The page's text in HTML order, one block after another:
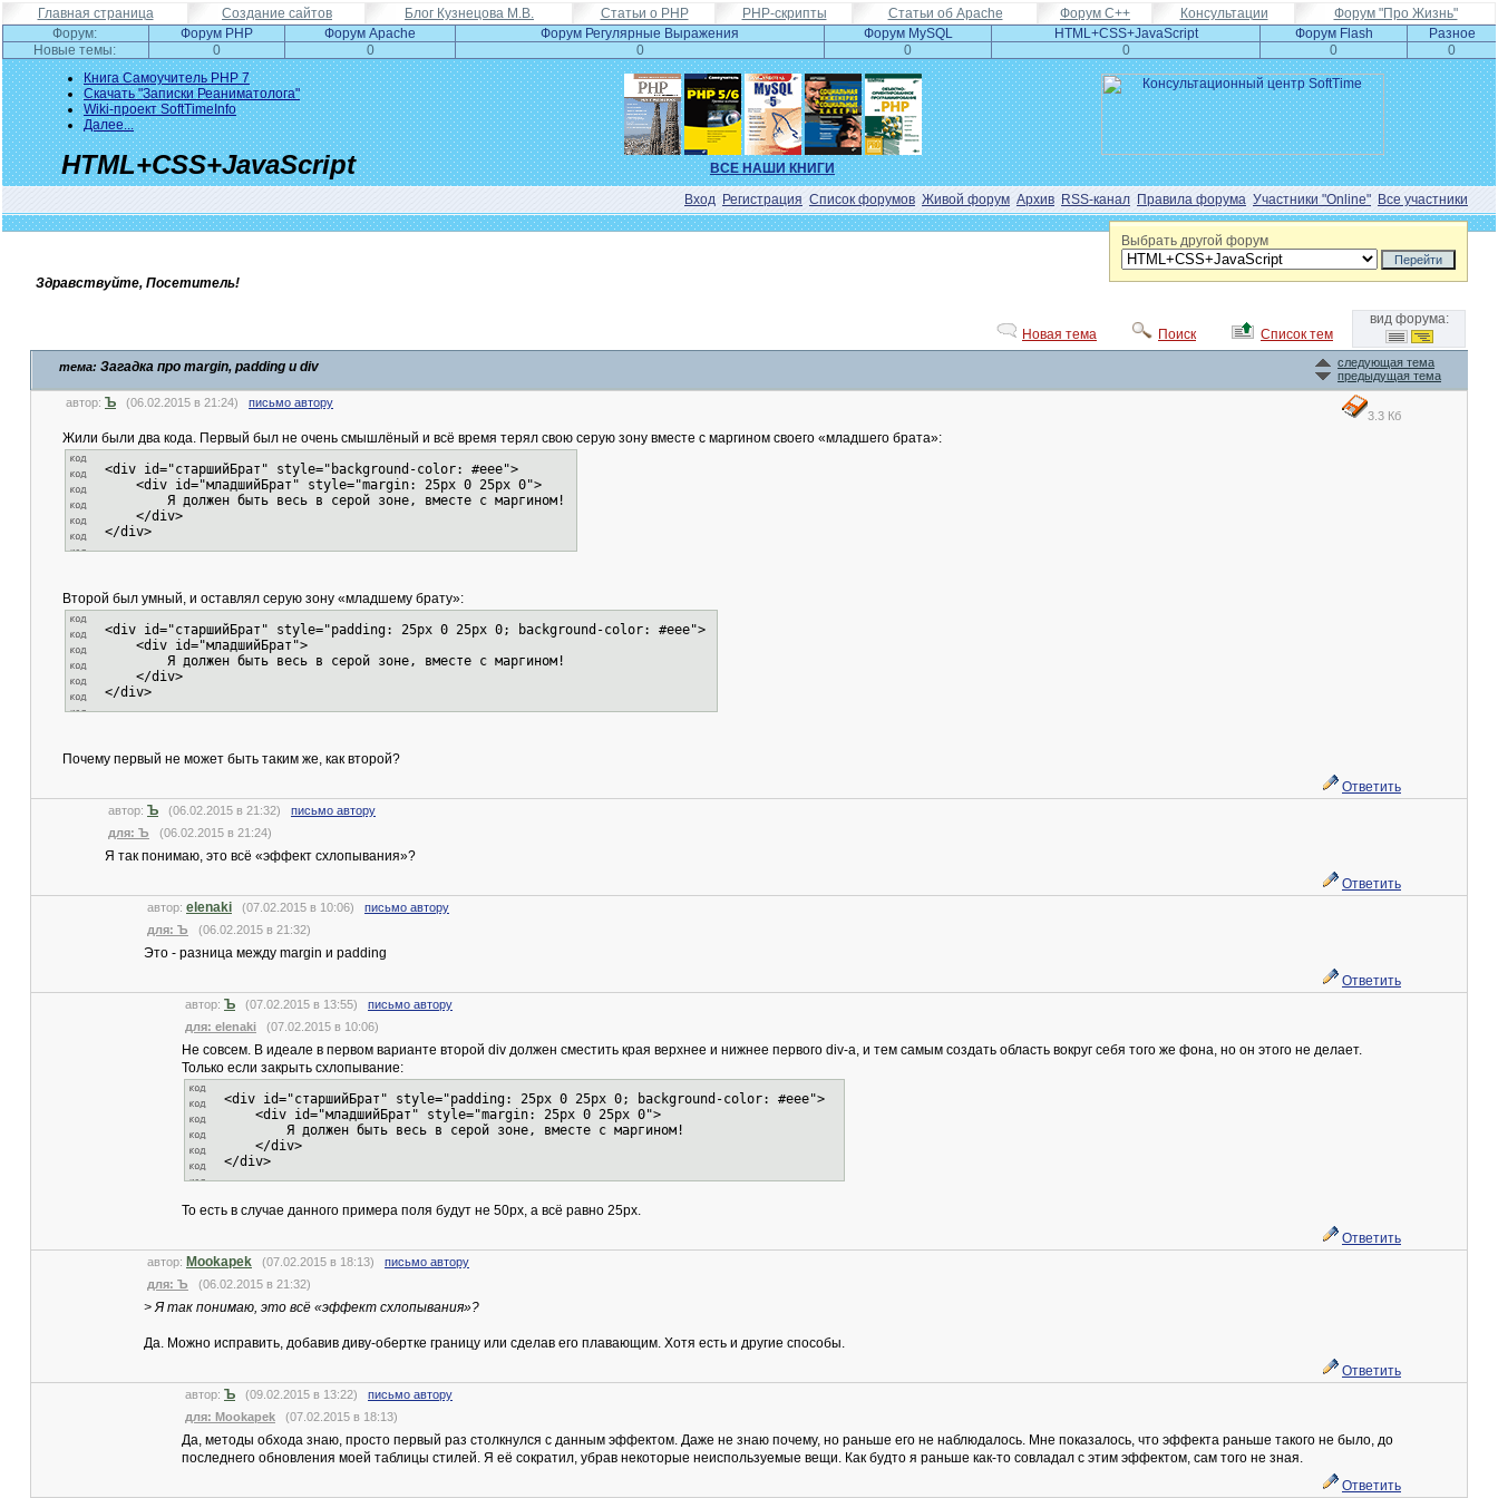
Главная страница Создание сайтов Блог Кузнецова М.В. Статьи о PHP PHP-скрипты Статьи об Apache Форум С++ Консультации
Форум "Про Жизнь"
Форум:
Форум PHP Форум Apache Форум Регулярные Выражения Форум MySQL HTML+CSS+JavaScript Форум Flash
Разное
Новые темы:
0 0 0 0 0 0
0
Книга Самоучитель PHP 7
Скачать "Записки Реаниматолога"
Wiki-проект SoftTimeInfo
Далее...
ВСЕ НАШИ КНИГИ
HTML+CSS+JavaScript
Вход Регистрация Список форумов Живой форум Архив RSS-канал Правила форума Участники "Online" Все участники
Выбрать другой форум
Здравствуйте, Посетитель!
Новая тема Поиск Список тем
вид форума:
тема: Загадка про margin, padding и div
следующая тема
предыдущая тема
автор: Ъ (06.02.2015 в 21:24) письмо автору
3.3 Кб
Жили были два кода. Первый был не очень смышлёный и всё время терял свою серую зону вместе с маргином своего «младшего брата»:
<div id="старшийБрат" style="background-color: #eee">
<div id="младшийБрат" style="margin: 25px 0 25px 0">
Я должен быть весь в серой зоне, вместе с маргином!
</div>
</div>
Второй был умный, и оставлял серую зону «младшему брату»:
<div id="старшийБрат" style="padding: 25px 0 25px 0; background-color: #eee">
<div id="младшийБрат">
Я должен быть весь в серой зоне, вместе с маргином!
</div>
</div>
Почему первый не может быть таким же, как второй?
Ответить
автор: Ъ (06.02.2015 в 21:32) письмо автору
для: Ъ (06.02.2015 в 21:24)
Я так понимаю, это всё «эффект схлопывания»?
Ответить
автор: elenaki (07.02.2015 в 10:06) письмо автору
для: Ъ (06.02.2015 в 21:32)
Это - разница между margin и padding
Ответить
автор: Ъ (07.02.2015 в 13:55) письмо автору
для: elenaki (07.02.2015 в 10:06)
Не совсем. В идеале в первом варианте второй div должен сместить края верхнее и нижнее первого div-а, и тем самым создать область вокруг себя того же фона, но он этого не делает.
Только если закрыть схлопывание:
<div id="старшийБрат" style="padding: 25px 0 25px 0; background-color: #eee">
<div id="младшийБрат" style="margin: 25px 0 25px 0">
Я должен быть весь в серой зоне, вместе с маргином!
</div>
</div>
То есть в случае данного примера поля будут не 50px, а всё равно 25px.
Ответить
автор: Mookapek (07.02.2015 в 18:13) письмо автору
для: Ъ (06.02.2015 в 21:32)
> Я так понимаю, это всё «эффект схлопывания»?
Да. Можно исправить, добавив диву-обертке границу или сделав его плавающим. Хотя есть и другие способы.
Ответить
автор: Ъ (09.02.2015 в 13:22) письмо автору
для: Mookapek (07.02.2015 в 18:13)
Да, методы обхода знаю, просто первый раз столкнулся с данным эффектом. Даже не знаю почему, но раньше его не наблюдалось. Мне показалось, что эффекта раньше такого не было, до
последнего обновления моей таблицы стилей. Я её сократил, убрав некоторые неиспользуемые вещи. Как будто я раньше как-то совладал с этим эффектом, сам того не зная.
Ответить